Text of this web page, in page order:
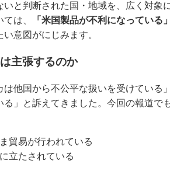
と判断された国・地域を、広く対象
は、
「米国製品が不利になっている」
意図がにじみます。
主張するのか
他国から不公平な扱いを受けている
」と訴えてきました。今回の報道で
貿易が行われている
立たされている